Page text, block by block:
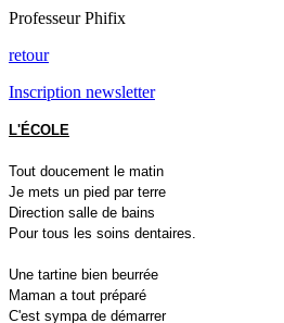
Professeur Phifix
retour
Inscription newsletter
L'ÉCOLE
Tout doucement le matin
Je mets un pied par terre
Direction salle de bains
Pour tous les soins dentaires.
Une tartine bien beurrée
Maman a tout préparé
C'est sympa de démarrer